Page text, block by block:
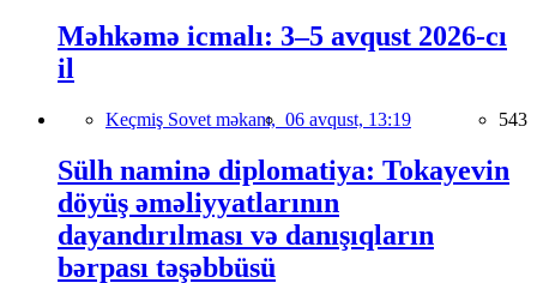
Məhkəmə icmalı: 3–5 avqust 2026-cı
il
Keçmiş Sovet məkanı, 06 avqust, 13:19 543
Sülh naminə diplomatiya: Tokayevin
döyüş əməliyyatlarının
dayandırılması və danışıqların
bərpası təşəbbüsü